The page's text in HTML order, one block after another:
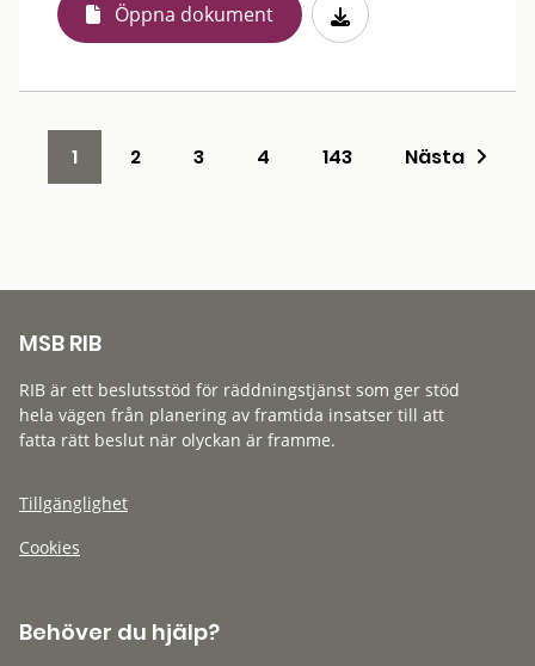
Öppna dokument
1 2 3 4 143 Nästa
MSB RIB
RIB är ett beslutsstöd för räddningstjänst som ger stöd
hela vägen från planering av framtida insatser till att
fatta rätt beslut när olyckan är framme.
Tillgänglighet
Cookies
Behöver du hjälp?